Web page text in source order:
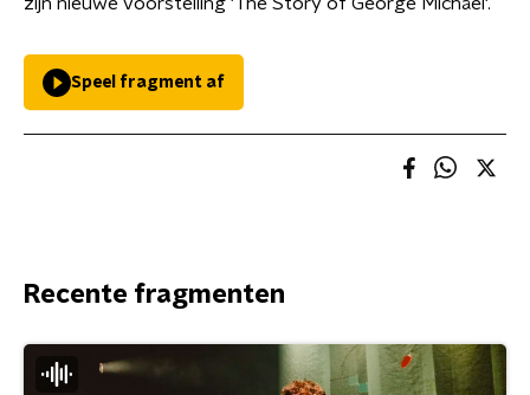
Speel fragment af
Recente fragmenten